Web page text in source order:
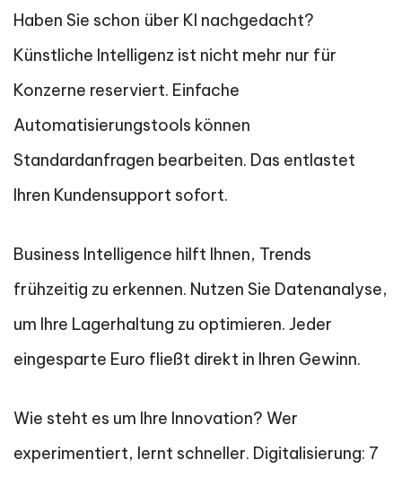
Haben Sie schon über KI nachgedacht?
Künstliche Intelligenz ist nicht mehr nur für
Konzerne reserviert. Einfache
Automatisierungstools können
Standardanfragen bearbeiten. Das entlastet
Ihren Kundensupport sofort.
Business Intelligence hilft Ihnen, Trends
frühzeitig zu erkennen. Nutzen Sie Datenanalyse,
um Ihre Lagerhaltung zu optimieren. Jeder
eingesparte Euro fließt direkt in Ihren Gewinn.
Wie steht es um Ihre Innovation? Wer
experimentiert, lernt schneller. Digitalisierung: 7